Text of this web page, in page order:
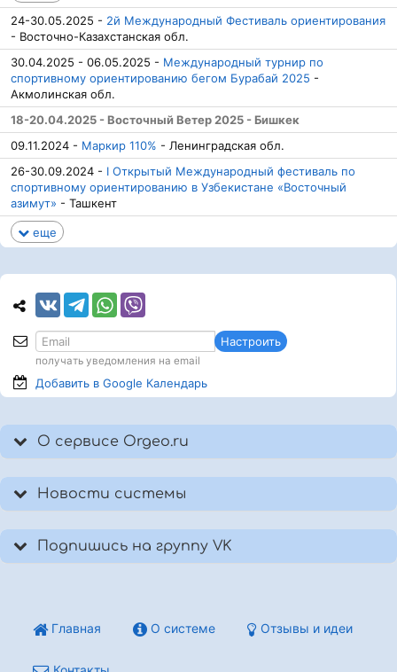
24-30.05.2025 - 2й Международный Фестиваль ориентирования
- Восточно-Казахстанская обл.
30.04.2025 - 06.05.2025 - Международный турнир по
спортивному ориентированию бегом Бурабай 2025 -
Акмолинская обл.
18-20.04.2025 - Восточный Ветер 2025 - Бишкек
09.11.2024 - Маркир 110% - Ленинградская обл.
26-30.09.2024 - I Открытый Международный фестиваль по
спортивному ориентированию в Узбекистане «Восточный
азимут» - Ташкент
еще
Настроить
получать уведомления на email
Добавить в Google Календарь
О сервисе Orgeo.ru
Новости системы
Подпишись на группу VK
Главная О системе Отзывы и идеи